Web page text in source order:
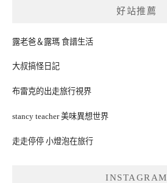
好站推薦
露老爸＆露瑪 食譜生活
大叔搞怪日記
布雷克的出走旅行視界
stancy teacher 美味異想世界
走走停停 小燈泡在旅行
INSTAGRAM